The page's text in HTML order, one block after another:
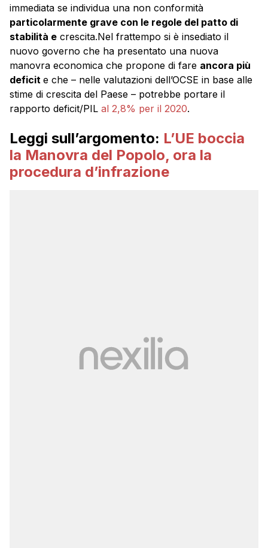
immediata se individua una non conformità
particolarmente grave con le regole del patto di
stabilità e crescita.Nel frattempo si è insediato il
nuovo governo che ha presentato una nuova
manovra economica che propone di fare ancora più
deficit e che – nelle valutazioni dell’OCSE in base alle
stime di crescita del Paese – potrebbe portare il
rapporto deficit/PIL al 2,8% per il 2020.
Leggi sull’argomento: L’UE boccia
la Manovra del Popolo, ora la
procedura d’infrazione